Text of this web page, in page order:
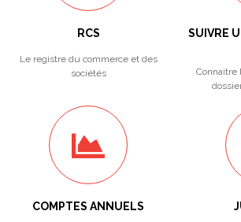
RCS
Le registre du commerce et des
sociétés
SUIVRE
Connaitre
COMPTES ANNUELS